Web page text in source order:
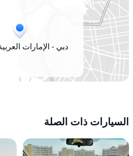
دبي - الإمارات
السيارات ذات الصلة